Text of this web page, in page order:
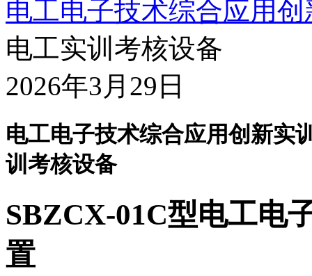
电工电子技术综合应用
电工实训考核设备
2026年3月29日
电工电子技术综合应用创新实
训考核设备
SBZCX-01C型电工电
置